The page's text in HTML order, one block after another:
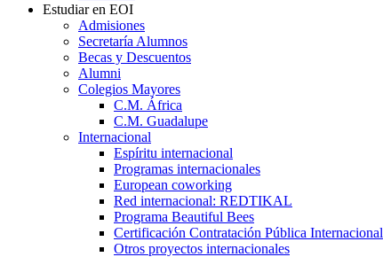
Estudiar en EOI
Admisiones
Secretaría Alumnos
Becas y Descuentos
Alumni
Colegios Mayores
C.M. África
C.M. Guadalupe
Internacional
Espíritu internacional
Programas internacionales
European coworking
Red internacional: REDTIKAL
Programa Beautiful Bees
Certificación Contratación Pública Internacional
Otros proyectos internacionales